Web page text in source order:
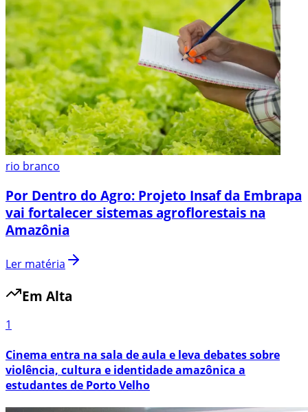
rio branco
Por Dentro do Agro: Projeto Insaf da Embrapa
vai fortalecer sistemas agroflorestais na
Amazônia
Ler matéria
Em Alta
1
Cinema entra na sala de aula e leva debates sobre
violência, cultura e identidade amazônica a
estudantes de Porto Velho